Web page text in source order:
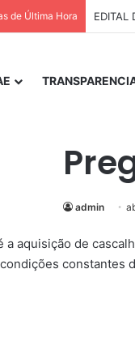
de Última Hora EDITAL
admin
aquisição de
constantes